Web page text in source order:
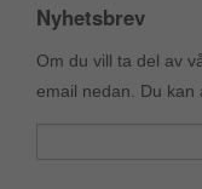
Nyhetsbrev
Om du vill ta del av
email nedan. Du kan